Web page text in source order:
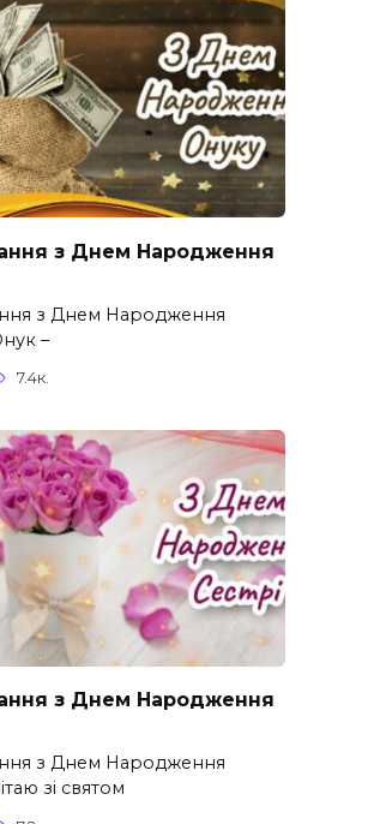
з Днем Народження
з Днем Народження
–
7.4к.
з Днем Народження
з Днем Народження
зі святом